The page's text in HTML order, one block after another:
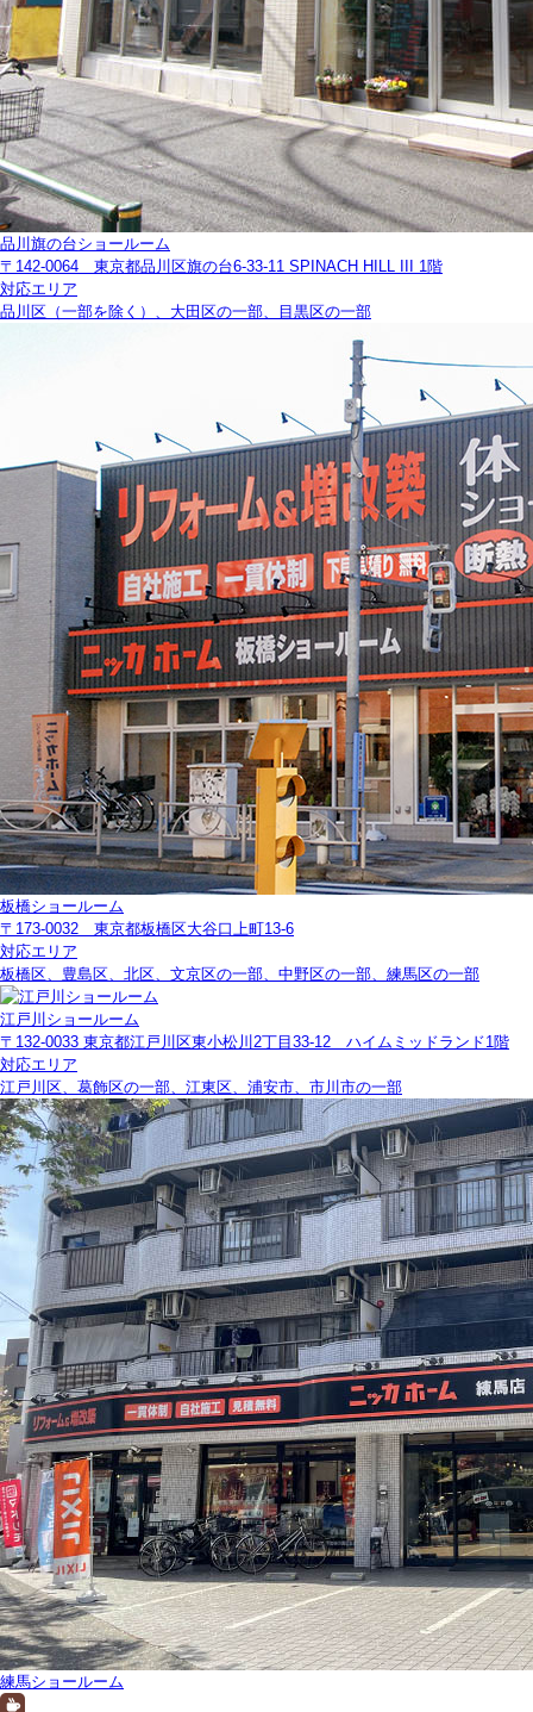
品川旗の台ショールーム
〒142-0064 東京都品川区旗の台6-33-11 SPINACH HILL III 1階
対応エリア
品川区（一部を除く）、大田区の一部、目黒区の一部
板橋ショールーム
〒173-0032 東京都板橋区大谷口上町13-6
対応エリア
板橋区、豊島区、北区、文京区の一部、中野区の一部、練馬区の一部
江戸川ショールーム
〒132-0033 東京都江戸川区東小松川2丁目33-12 ハイムミッドランド1階
対応エリア
江戸川区、葛飾区の一部、江東区、浦安市、市川市の一部
練馬ショールーム